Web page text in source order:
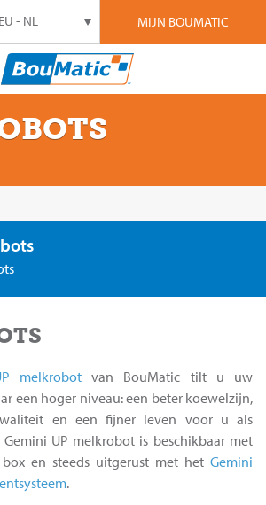
MIJN BOUMATIC
EU - NL
melkrobotvan BouMatic tilt u uw
een hoger niveau: een beter koewelzijn,
en een fijner leven voor u als
UP melkrobot is beschikbaar met
en steeds uitgerust met het Gemini
.